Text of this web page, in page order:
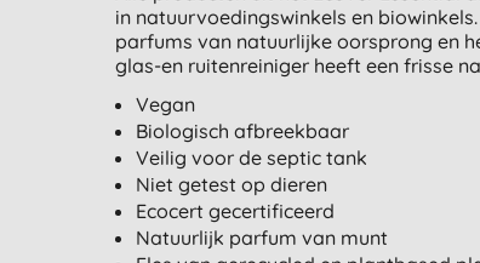
in natuurvoedingswinkels en biowinkels.
parfums van natuurlijke oorsprong en
glas-en ruitenreiniger heeft een frisse
Vegan
Biologisch afbreekbaar
Veilig voor de septic tank
Niet getest op dieren
Ecocert gecertificeerd
Natuurlijk parfum van munt